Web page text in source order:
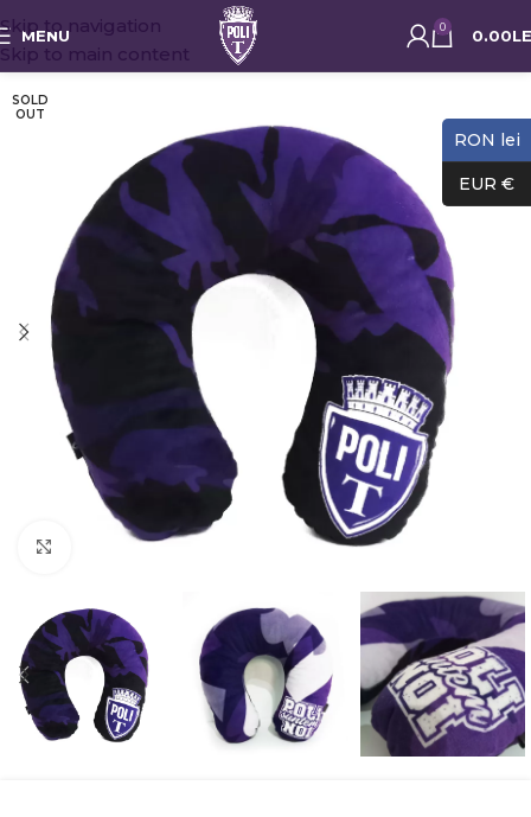
Skip to navigation
Skip to main content
MENU 0 0.00
SOLD
OUT
Click to enlarge
RON lei
EUR €